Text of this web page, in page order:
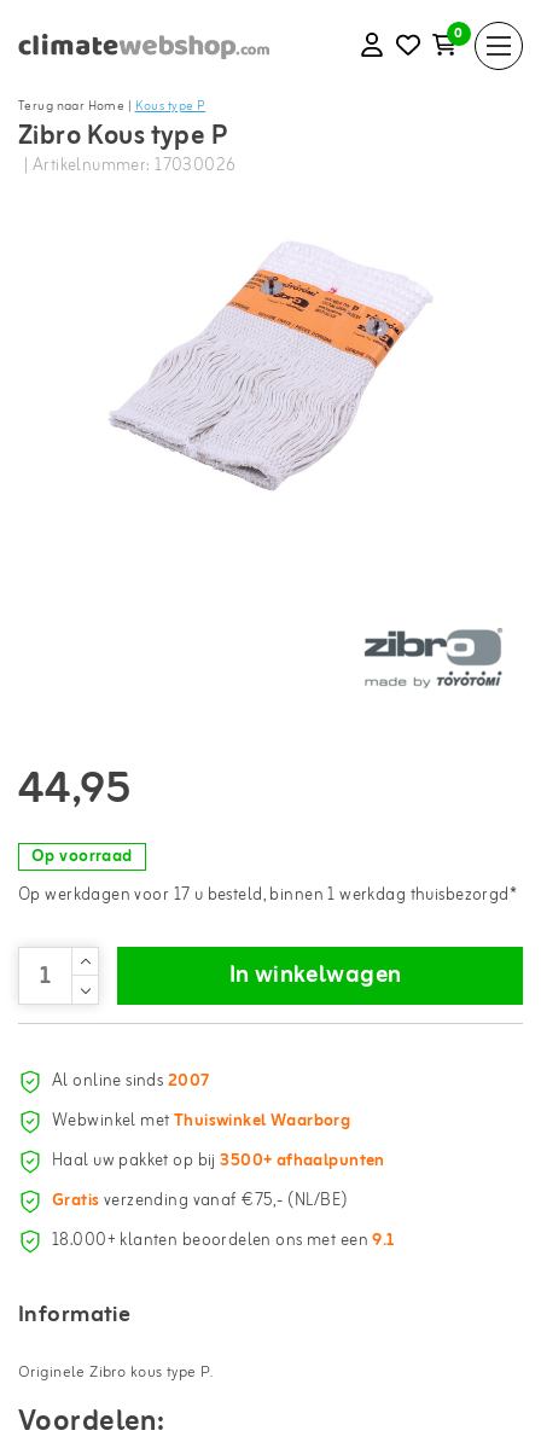
0
Terug naar Home |Kous type P
Zibro Kous type P
| Artikelnummer: 17030026
44,95
Op voorraad
Op werkdagen voor 17 u besteld, binnen 1 werkdag thuisbezorgd*
In winkelwagen
Al online sinds2007
Webwinkel metThuiswinkel Waarborg
Haal uw pakket op bij3500+ afhaalpunten
Gratisverzending vanaf €75,- (NL/BE)
18.000+ klanten beoordelen ons met een9.1
Informatie
Originele Zibro kous type P.
Voordelen: